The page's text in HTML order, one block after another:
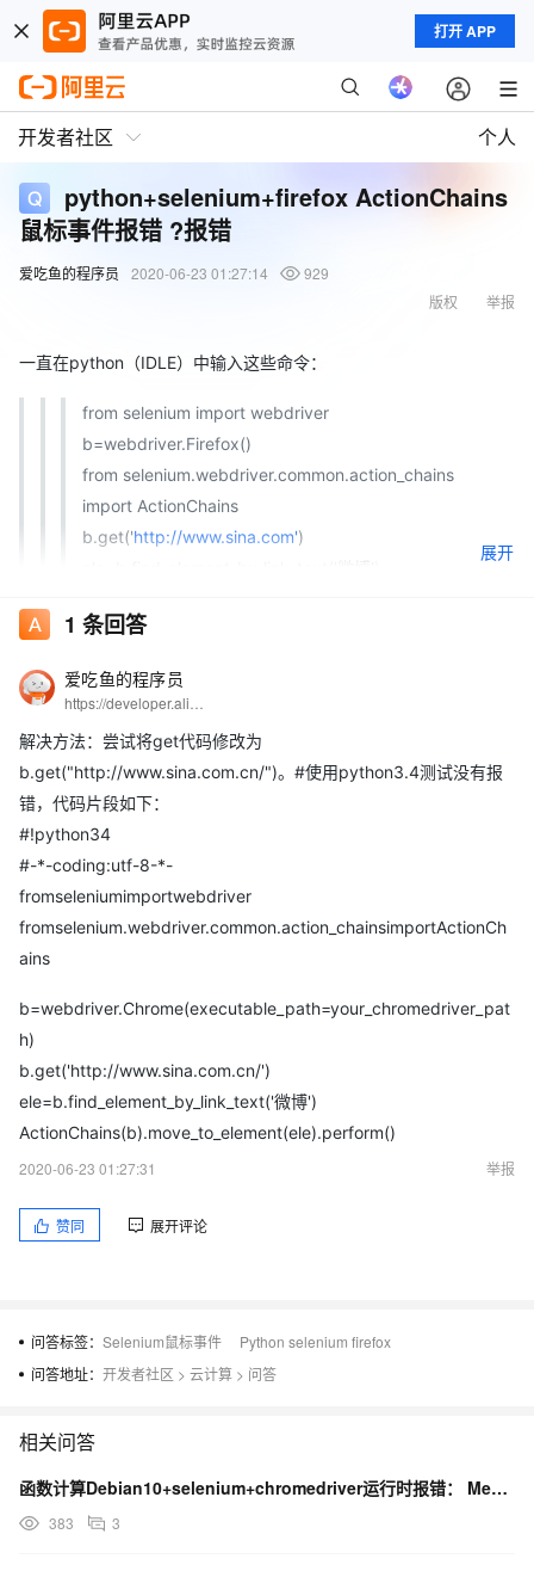
打开 APP
开发者社区 个人
python+selenium+firefox ActionChains
鼠标事件报错 ?报错
爱吃鱼的程序员 2020-06-23 01:27:14
929
举报
版权
一直在python（IDLE）中输入这些命令：
from selenium import webdriver
b=webdriver.Firefox()
from selenium.webdriver.common.action_chains
import ActionChains
b.get('http://www.sina.com')
Traceback (most recent call last):
File "", line 1, in
ActionChains(b).move_to_element(ele).perform()
File "D:\Program Files\python3.6\lib\site-
packages\selenium\webdriver\common\action_chains.py", line
77, in perform
self.w3c_actions.perform()
File "D:\Program Files\python3.6\lib\site-
packages\selenium\webdriver\common\actions\action_builder.p
y", line 76, in perform
File "D:\Program Files\python3.6\lib\site-
packages\selenium\webdriver\remote\webdriver.py", line 252,
in execute
self.error_handler.check_response(response)
File "D:\Program Files\python3.6\lib\site-
packages\selenium\webdriver\remote\errorhandler.py", line
194, in check_response
raise exception_class(message, screen, stacktrace)
9c14af6a600c/actions did not match a known command
求大神看看什么原因，跪谢！！！
展开
1 条回答
爱吃鱼的程序员
解决方法：尝试将get代码修改为
b.get("http://www.sina.com.cn/")。#使用python3.4测试没有报
错，代码片段如下：
#!python34
#-*-coding:utf-8-*-
fromseleniumimportwebdriver
fromselenium.webdriver.common.action_chainsimportActionCh
ains
b=webdriver.Chrome(executable_path=your_chromedriver_pat
h)
b.get('http://www.sina.com.cn/')
ele=b.find_element_by_link_text('微博')
ActionChains(b).move_to_element(ele).perform()
2020-06-23 01:27:31
举报
赞同 展开评论
问答标签： Selenium鼠标事件
Python selenium firefox
问答地址： 开发者社区 > 云计算 > 问答
相关问答
函数计算Debian10+selenium+chromedriver运行时报错： Message:
383 3